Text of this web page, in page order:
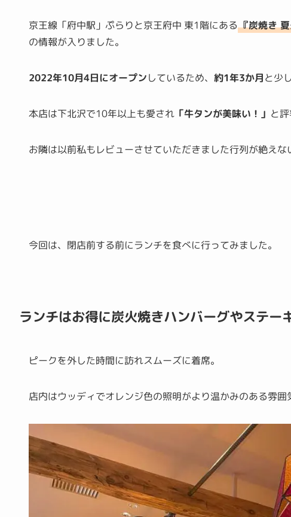
京王線「府中駅」ぷらりと京王府中 東1階にある『炭焼き
の情報が入りました。
2022年10月4日にオープンしているため、約1年3か月と少
本店は下北沢で10年以上も愛され「牛タンが美味い！」 と
お隣は以前私もレビューさせていただきました行列が絶えな
今回は、閉店前する前にランチを食べに行ってみました。
ランチはお得に炭火焼きハンバーグやステー
ピークを外した時間に訪れスムーズに着席。
店内はウッディでオレンジ色の照明がより温かみのある雰囲